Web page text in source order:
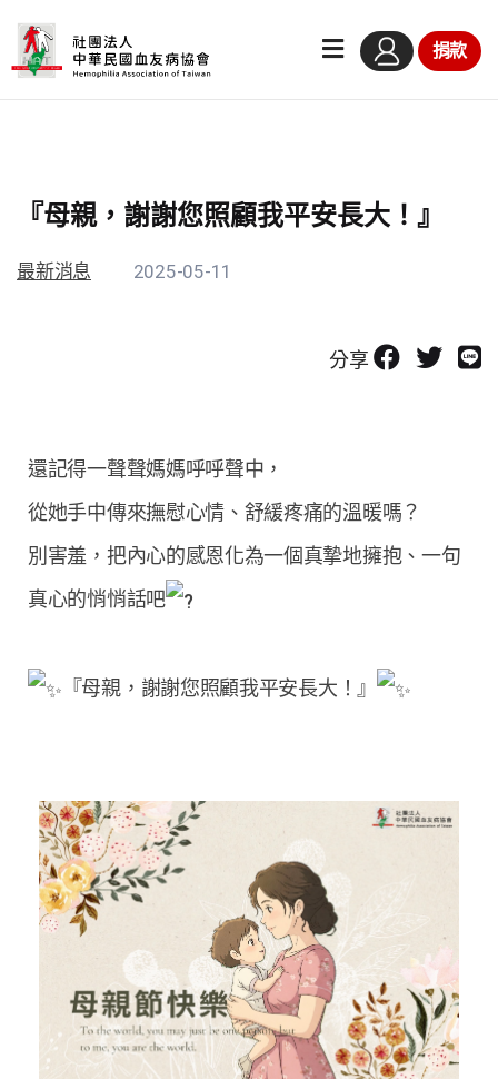
捐款
『母親，謝謝您照顧我平安長大！』
最新消息 2025-05-11
分享
還記得一聲聲媽媽呼呼聲中，
從她手中傳來撫慰心情、舒緩疼痛的溫暖嗎？
別害羞，把內心的感恩化為一個真摯地擁抱、一句
真心的悄悄話吧
『母親，謝謝您照顧我平安長大！』